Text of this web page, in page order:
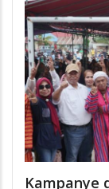
Kampanye